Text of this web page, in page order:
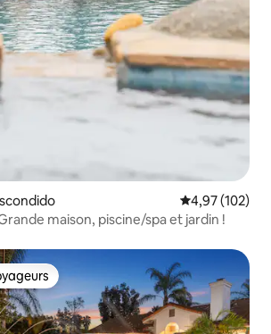
Évaluation
4,97 (102)
maison, piscine/spa et jardin !